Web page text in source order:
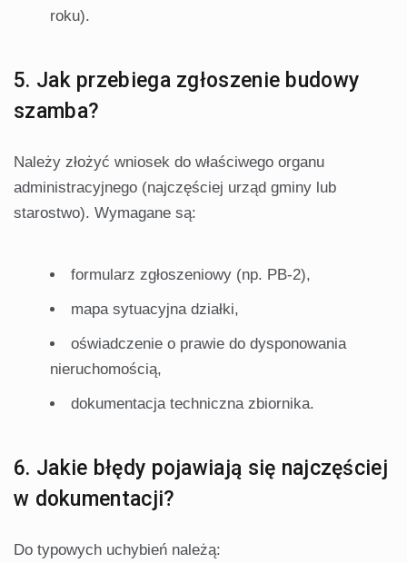
roku).
5. Jak przebiega zgłoszenie budowy
szamba?
Należy złożyć wniosek do właściwego organu
administracyjnego (najczęściej urząd gminy lub
starostwo). Wymagane są:
formularz zgłoszeniowy (np. PB-2),
mapa sytuacyjna działki,
oświadczenie o prawie do dysponowania
nieruchomością,
dokumentacja techniczna zbiornika.
6. Jakie błędy pojawiają się najczęściej
w dokumentacji?
Do typowych uchybień należą: